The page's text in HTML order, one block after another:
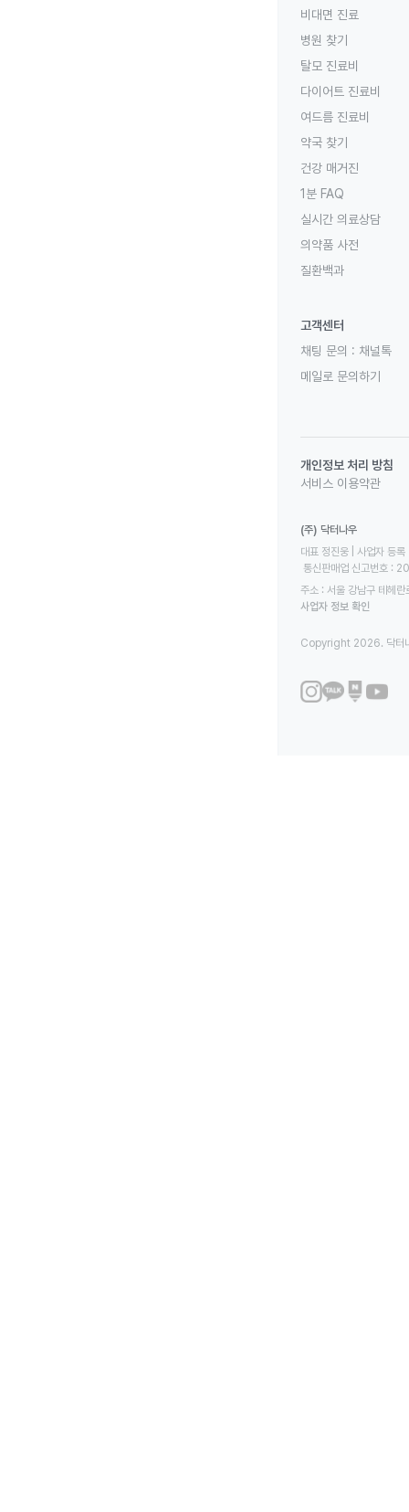
비대면 진료
병원 찾기
탈모 진료비
다이어트 진료비
여드름 진료비
약국 찾기
건강 매거진
1분 FAQ
실시간 의료상담
의약품 사전
질환백과
고객센터
채팅 문의 : 채널톡
메일로 문의하기
개인정보 처리 방침
서비스 이용약관
(주) 닥터나우
대표 정진웅 | 사업자
통신판매업 신고번호
주소 : 서울 강남구 테헤
사업자 정보 확인
Copyright 2026. 닥터